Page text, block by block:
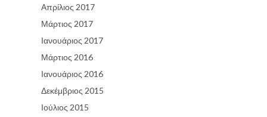
Απρίλιος 2017
Μάρτιος 2017
Ιανουάριος 2017
Μάρτιος 2016
Ιανουάριος 2016
Δεκέμβριος 2015
Ιούλιος 2015